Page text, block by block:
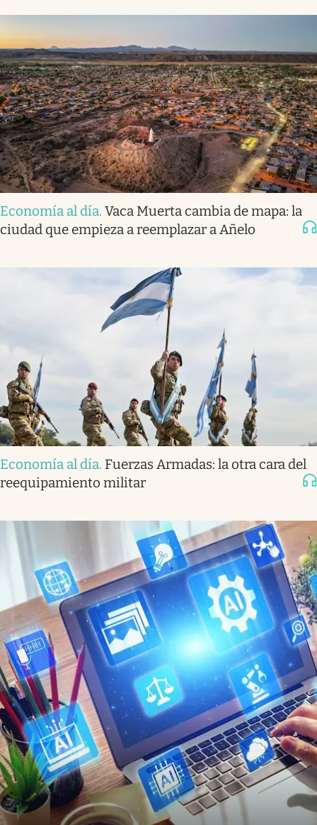
Economía al día. Vaca Muerta cambia de mapa: la
ciudad que empieza a reemplazar a Añelo
Economía al día. Fuerzas Armadas: la otra cara del
reequipamiento militar